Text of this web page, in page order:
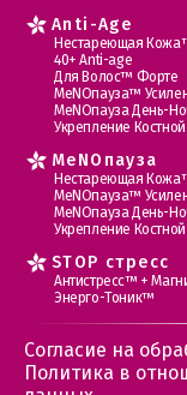
Anti-Age
Нестареющая
40+ Anti-age
Для Волос™ Форте
МеNOпауза™
МеNOпауза День-
Укрепление
MеNOпауза
Нестареющая
МеNOпауза™
МеNOпауза День-
Укрепление
STOP стресс
Антистресс™ +
Энерго-Тоник™
Согласие на
Политика в